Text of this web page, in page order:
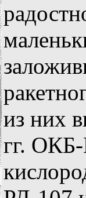
из них
гг.